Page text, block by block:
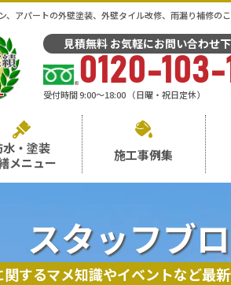
アパートの外壁塗装、外壁タイル改修、雨漏り補修の
見積無料 お気軽にお問い合わせ
0120-103-
受付時間 9:00～18:00 （日曜・祝日定休）
水・塗装
メニュー
施工事例集
スタッフブ
するマメ知識やイベントなど最